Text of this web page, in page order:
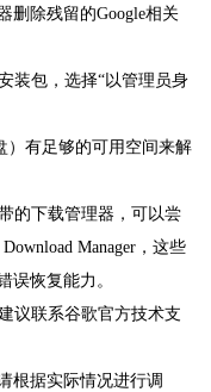
删除残留的Google相关
装包，选择“以管理员身
）有足够的可用空间来解
的下载管理器，可以尝
Manager，这些
误恢复能力。
议联系谷歌官方技术支
根据实际情况进行调